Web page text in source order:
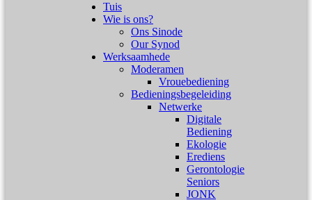
Tuis
Wie is ons?
Ons Sinode
Our Synod
Werksaamhede
Moderamen
Vrouebediening
Bedieningsbegeleiding
Netwerke
Digitale
Bediening
Ekologie
Erediens
Gerontologie
Seniors
JONK